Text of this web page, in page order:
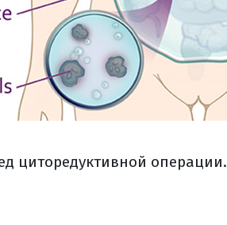
циторедуктивной операции.